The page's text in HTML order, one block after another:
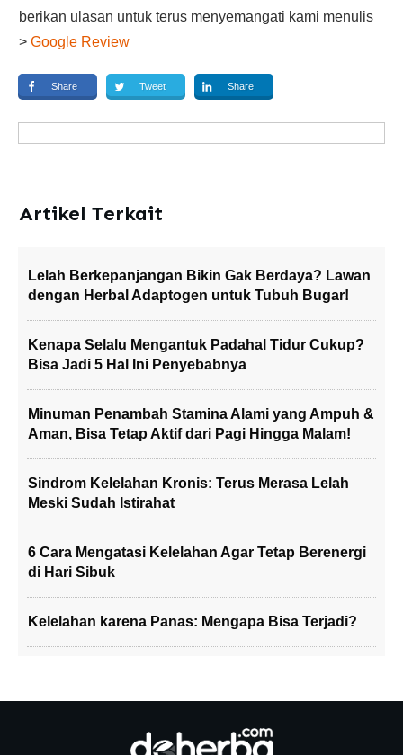
berikan ulasan untuk terus menyemangati kami menulis
> Google Review
Share Tweet Share
Artikel Terkait
Lelah Berkepanjangan Bikin Gak Berdaya? Lawan
dengan Herbal Adaptogen untuk Tubuh Bugar!
Kenapa Selalu Mengantuk Padahal Tidur Cukup?
Bisa Jadi 5 Hal Ini Penyebabnya
Minuman Penambah Stamina Alami yang Ampuh &
Aman, Bisa Tetap Aktif dari Pagi Hingga Malam!
Sindrom Kelelahan Kronis: Terus Merasa Lelah
Meski Sudah Istirahat
6 Cara Mengatasi Kelelahan Agar Tetap Berenergi
di Hari Sibuk
Kelelahan karena Panas: Mengapa Bisa Terjadi?